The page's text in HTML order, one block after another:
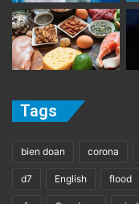
Tags
bien doan corona
d7 English flood